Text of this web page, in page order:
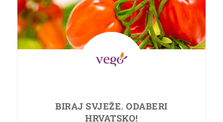
BIRAJ SVJEŽE.ODABERI
HRVATSKO!